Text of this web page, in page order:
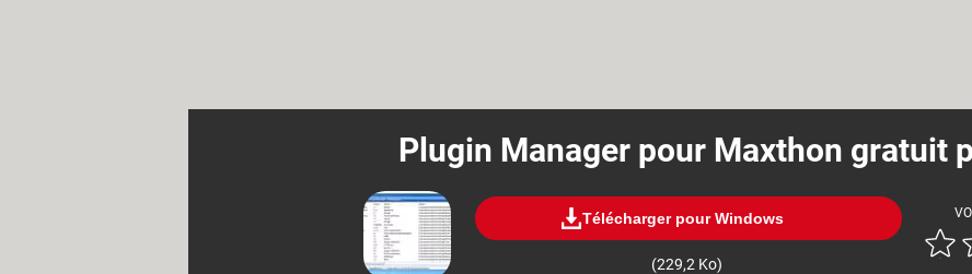
Plugin Manager pour Maxthon gratuit
Télécharger pour Windows
(229,2 Ko)